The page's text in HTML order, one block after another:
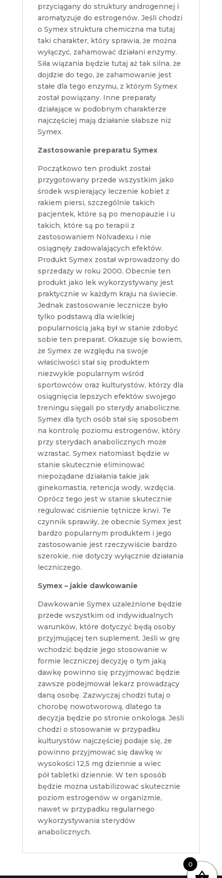
przyciągany do struktury androgennej i
aromatyzuje do estrogenów. Jeśli chodzi
o Symex struktura chemiczna ma tutaj
taki charakter, który sprawia, że można
wyłączyć, zahamować działani enzymy.
Siła wiązania będzie tutaj aż tak silna, że
dojdzie do tego, że zahamowanie jest
stałe dla tego enzymu, z którym Symex
został powiązany. Inne preparaty
działające w podobnym charakterze
najczęściej mają działanie słabsze niż
Symex.
Zastosowanie preparatu Symex
Początkowo ten produkt został
przygotowany przede wszystkim jako
środek wspierający leczenie kobiet z
rakiem piersi, szczególnie takich
pacjentek, które są po menopauzie i u
takich, które są po terapii z
zastosowaniem Nolvadexu i nie
osiągnęły zadowalających efektów.
Produkt Symex został wprowadzony do
sprzedaży w roku 2000. Obecnie ten
produkt jako lek wykorzystywany jest
praktycznie w każdym kraju na świecie.
Jednak zastosowanie lecznicze było
tylko podstawą dla wielkiej
popularnością jaką był w stanie zdobyć
sobie ten preparat. Okazuje się bowiem,
że Symex ze względu na swoje
właściwości stał się produktem
niezwykle popularnym wśród
sportowców oraz kulturystów, którzy dla
osiągnięcia lepszych efektów swojego
treningu sięgali po sterydy anaboliczne.
Symex dla tych osób stał się sposobem
na kontrolę poziomu estrogenów, który
przy sterydach anabolicznych może
wzrastać. Symex natomiast będzie w
stanie skutecznie eliminować
niepożądane działania takie jak
ginekomastia, retencja wody, wzdęcia.
Oprócz tego jest w stanie skutecznie
regulować ciśnienie tętnicze krwi. Te
czynnik sprawiły, że obecnie Symex jest
bardzo popularnym produktem i jego
zastosowanie jest rzeczywiście bardzo
szerokie, nie dotyczy wyłącznie działania
leczniczego.
Symex – jakie dawkowanie
Dawkowanie Symex uzależnione będzie
przede wszystkim od indywidualnych
warunków, które dotyczyć będą osoby
przyjmującej ten suplement. Jeśli w grę
wchodzić będzie jego stosowanie w
formie leczniczej decyzję o tym jaką
dawkę powinno się przyjmować będzie
zawsze podejmował lekarz prowadzący
daną osobę. Zazwyczaj chodzi tutaj o
chorobę nowotworową, dlatego ta
decyzja będzie po stronie onkologa. Jeśli
chodzi o stosowanie w przypadku
kulturystów najczęściej podaje się, że
powinno przyjmować się dawkę w
wysokości 12,5 mg dziennie a wiec
pół tabletki dziennie. W ten sposób
będzie można ustabilizować skutecznie
poziom estrogenów w organizmie,
nawet w przypadku regularnego
wykorzystywania sterydów
anabolicznych.
0